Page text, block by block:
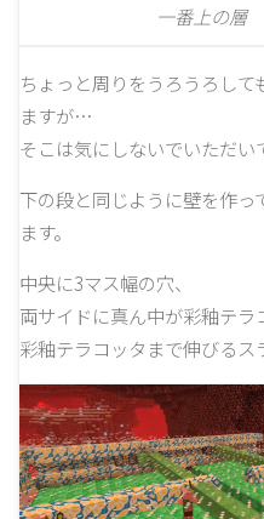
一番上の層
ちょっと周りをうろうろし
ますが…
そこは気にしないでいただ
下の段と同じように壁を作っ
ます。
中央に3マス幅の穴、
両サイドに真ん中が彩釉テラ
彩釉テラコッタまで伸びるス